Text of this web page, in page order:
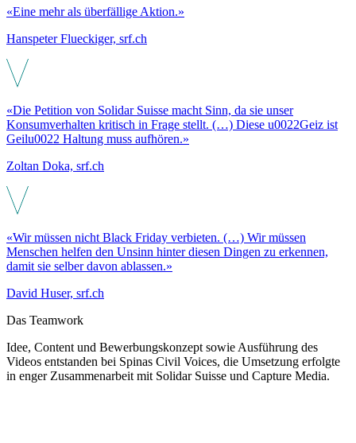
«Eine mehr als überfällige Aktion.»
Hanspeter Flueckiger, srf.ch
«Die Petition von Solidar Suisse macht Sinn, da sie unser
Konsumverhalten kritisch in Frage stellt. (…) Diese u0022Geiz ist
Geilu0022 Haltung muss aufhören.»
Zoltan Doka, srf.ch
«Wir müssen nicht Black Friday verbieten. (…) Wir müssen
Menschen helfen den Unsinn hinter diesen Dingen zu erkennen,
damit sie selber davon ablassen.»
David Huser, srf.ch
Das Teamwork
Idee, Content und Bewerbungskonzept sowie Ausführung des
Videos entstanden bei Spinas Civil Voices, die Umsetzung erfolgte
in enger Zusammenarbeit mit Solidar Suisse und Capture Media.